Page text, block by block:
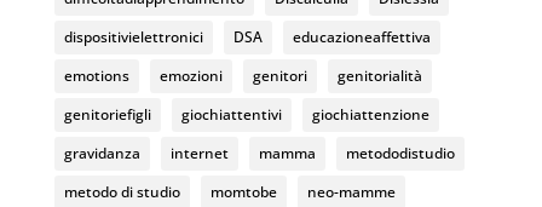
n
n
el
dispositivielettronici
DSA
educazioneaffettiva
emotions
emozioni genitori
genitorialità
genitoriefigli
giochiattentivi
giochiattenzione
gravidanza
internet mamma
metododistudio
metodo di studio
momtobe neo-mamme